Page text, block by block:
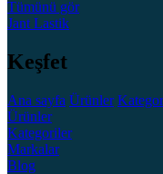
Tümünü gör
Jant Lastik
Keşfet
Ana sayfa Ürünler
Ürünler
Kategoriler
Markalar
Blog